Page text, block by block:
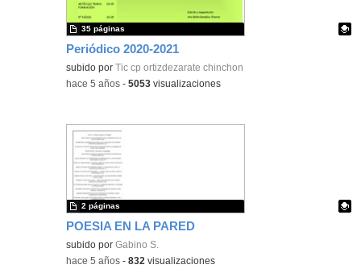
Periódico 2020-2021
Contenido educativo.
subido porTic cp ortizdezarate chinchon
35 páginas
-hace 5 años -5053 visualizaciones
POESIA EN LA PARED
Contenido educativo.
subido porGabino S.
2 páginas
-hace 5 años -832 visualizaciones